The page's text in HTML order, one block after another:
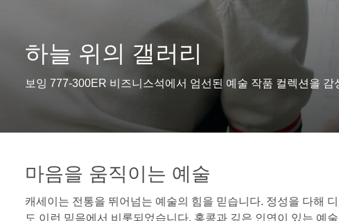
하늘 위의 갤러리
보잉 777-300ER 비즈니스석에서 엄선된 예술 작품 컬렉션을 감
마음을 움직이는 예술
캐세이는 전통을 뛰어넘는 예술의 힘을 믿습니다. 정성을 다해
도 이런 믿음에서 비롯되었습니다. 홍콩과 깊은 인연이 있는 예